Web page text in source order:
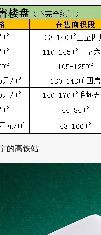
的高铁站